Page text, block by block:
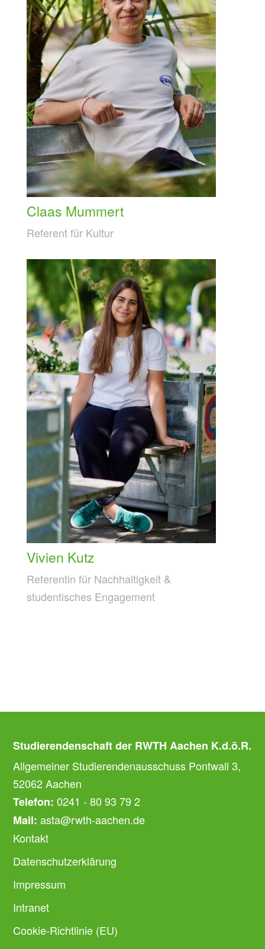
Claas Mummert
Referent für Kultur
Vivien Kutz
Referentin für Nachhaltigkeit &
studentisches Engagement
Studierendenschaft der RWTH Aachen K.d.ö.R.
Allgemeiner Studierendenausschuss Pontwall 3,
52062 Aachen
Telefon: 0241 - 80 93 79 2
Mail: asta@rwth-aachen.de
Kontakt
Datenschutzerklärung
Impressum
Intranet
Cookie-Richtlinie (EU)